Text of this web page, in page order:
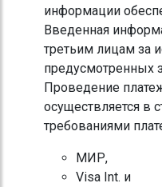
информации
Введенная
третьим лицам за
предусмотренных
Проведение
осуществляется в
требованиями
МИР,
Visa Int. и